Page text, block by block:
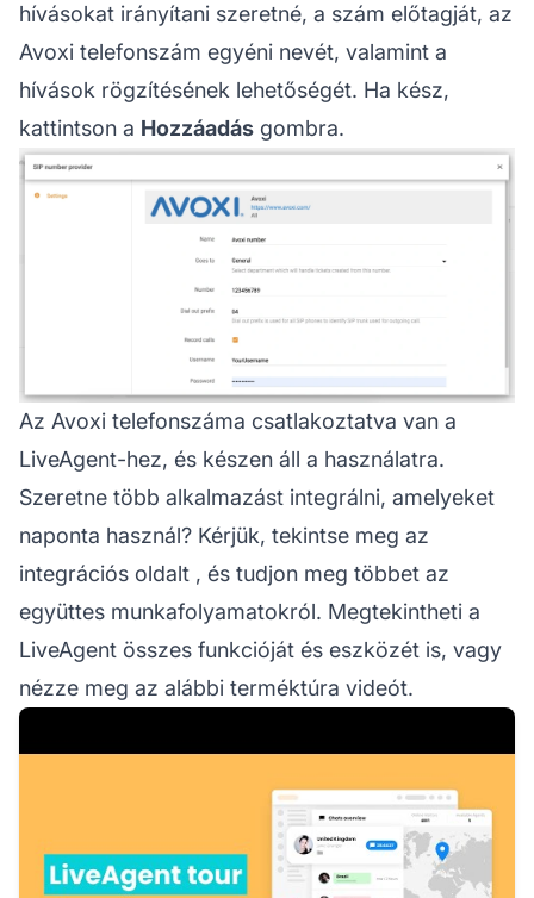
hívásokat irányítani szeretné, a szám előtagját, az
Avoxi telefonszám egyéni nevét, valamint a
hívások rögzítésének lehetőségét. Ha kész,
kattintson a Hozzáadás gombra.
Az Avoxi telefonszáma csatlakoztatva van a
LiveAgent-hez, és készen áll a használatra.
Szeretne több alkalmazást integrálni, amelyeket
naponta használ? Kérjük, tekintse meg az
integrációs oldalt , és tudjon meg többet az
együttes munkafolyamatokról. Megtekintheti a
LiveAgent összes funkcióját és eszközét is, vagy
nézze meg az alábbi terméktúra videót.